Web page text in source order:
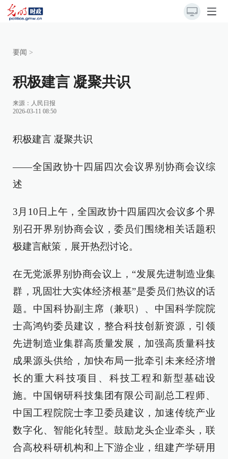
要闻 >
积极建言 凝聚共识
来源： 人民日报
2026-03-11 08:50
积极建言 凝聚共识
——全国政协十四届四次会议界别协商会议综
述
3月10日上午，全国政协十四届四次会议多个界
别召开界别协商会议，委员们围绕相关话题积
极建言献策，展开热烈讨论。
在无党派界别协商会议上，“发展先进制造业集
群，巩固壮大实体经济根基”是委员们热议的话
题。中国科协副主席（兼职）、中国科学院院
士高鸿钧委员建议，整合科技创新资源，引领
先进制造业集群高质量发展，加强高质量科技
成果源头供给，加快布局一批牵引未来经济增
长的重大科技项目、科技工程和新型基础设
施。中国钢研科技集团有限公司副总工程师、
中国工程院院士李卫委员建议，加速传统产业
数字化、智能化转型。鼓励龙头企业牵头，联
合高校科研机构和上下游企业，组建产学研用